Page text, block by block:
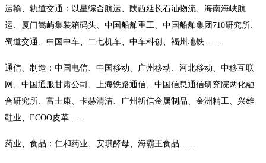
运输、轨道交通：以星综合航运、陕西延长石油物流、海南海峡航
运、厦门嵩屿集装箱码头、中国船舶重工、中国船舶集团710研究所、
蜀道交通、中国中车、二七机车、中车科创、福州地铁……
通信、制造：中国电信、中国移动、广州移动、河北移动、中移互联
网、中国通服甘肃公司、上海铁路通信、中国信息通信研究院两化融
合研究所、富士康、卡赫清洁、广州祈信金属制品、金洲精工、兴雄
鞋业、ECOO皮革……
药业、食品：仁和药业、安琪酵母、海霸王食品……